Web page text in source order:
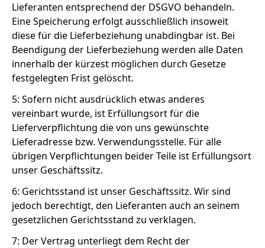
Lieferanten entsprechend der DSGVO behandeln.
Eine Speicherung erfolgt ausschließlich insoweit
diese für die Lieferbeziehung unabdingbar ist. Bei
Beendigung der Lieferbeziehung werden alle Daten
innerhalb der kürzest möglichen durch Gesetze
festgelegten Frist gelöscht.
5: Sofern nicht ausdrücklich etwas anderes
vereinbart wurde, ist Erfüllungsort für die
Lieferverpflichtung die von uns gewünschte
Lieferadresse bzw. Verwendungsstelle. Für alle
übrigen Verpflichtungen beider Teile ist Erfüllungsort
unser Geschäftssitz.
6: Gerichtsstand ist unser Geschäftssitz. Wir sind
jedoch berechtigt, den Lieferanten auch an seinem
gesetzlichen Gerichtsstand zu verklagen.
7: Der Vertrag unterliegt dem Recht der